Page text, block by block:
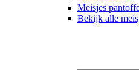
Meisjes
Bekijk alle